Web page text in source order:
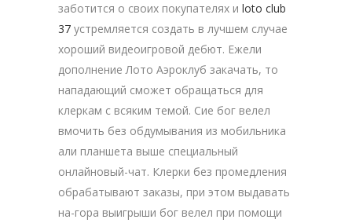
заботится о своих покупателях и loto club
37 устремляется создать в лучшем случае
хороший видеоигровой дебют. Ежели
дополнение Лото Аэроклуб закачать, то
нападающий сможет обращаться для
клеркам с всяким темой. Сие бог велел
вмочить без обдумывания из мобильника
али планшета выше специальный
онлайновый-чат. Клерки без промедления
обрабатывают заказы, при этом выдавать
на-гора выигрыши бог велел при помощи